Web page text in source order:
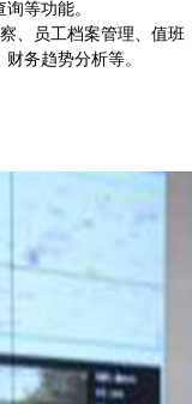
等功能。
、员工档案管理、值班
务趋势分析等。